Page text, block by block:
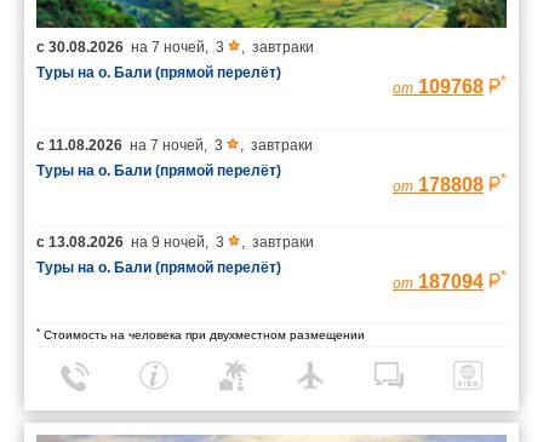
с 30.08.2026 на 7 ночей, 3 , завтраки
Туры на о. Бали (прямой перелёт)
от 109768 *
с 11.08.2026 на 7 ночей, 3 , завтраки
Туры на о. Бали (прямой перелёт)
от 178808 *
с 13.08.2026 на 9 ночей, 3 , завтраки
Туры на о. Бали (прямой перелёт)
от 187094 *
* Стоимость на человека при двухместном размещении